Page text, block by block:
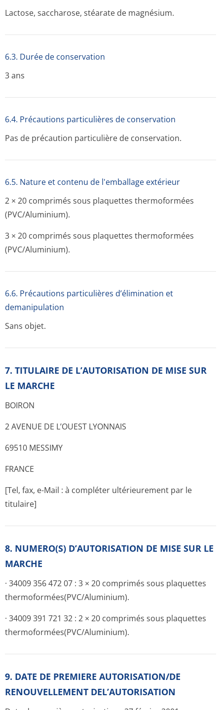
Lactose, saccharose, stéarate de magnésium.
6.3. Durée de conservation
3 ans
6.4. Précautions particulières de conservation
Pas de précaution particulière de conservation.
6.5. Nature et contenu de l'emballage extérieur
2 × 20 comprimés sous plaquettes thermoformées
(PVC/Aluminium).
3 × 20 comprimés sous plaquettes thermoformées
(PVC/Aluminium).
6.6. Précautions particulières d’élimination et
demanipulation
Sans objet.
7. TITULAIRE DE L’AUTORISATION DE MISE SUR
LE MARCHE
BOIRON
2 AVENUE DE L’OUEST LYONNAIS
69510 MESSIMY
FRANCE
[Tel, fax, e-Mail : à compléter ultérieurement par le
titulaire]
8. NUMERO(S) D’AUTORISATION DE MISE SUR LE
MARCHE
· 34009 356 472 07 : 3 × 20 comprimés sous plaquettes
thermoformées(PVC/A­luminium).
· 34009 391 721 32 : 2 × 20 comprimés sous plaquettes
thermoformées(PVC/A­luminium).
9. DATE DE PREMIERE AUTORISATION/DE
RENOUVELLEMENT DEL’AUTORISATION